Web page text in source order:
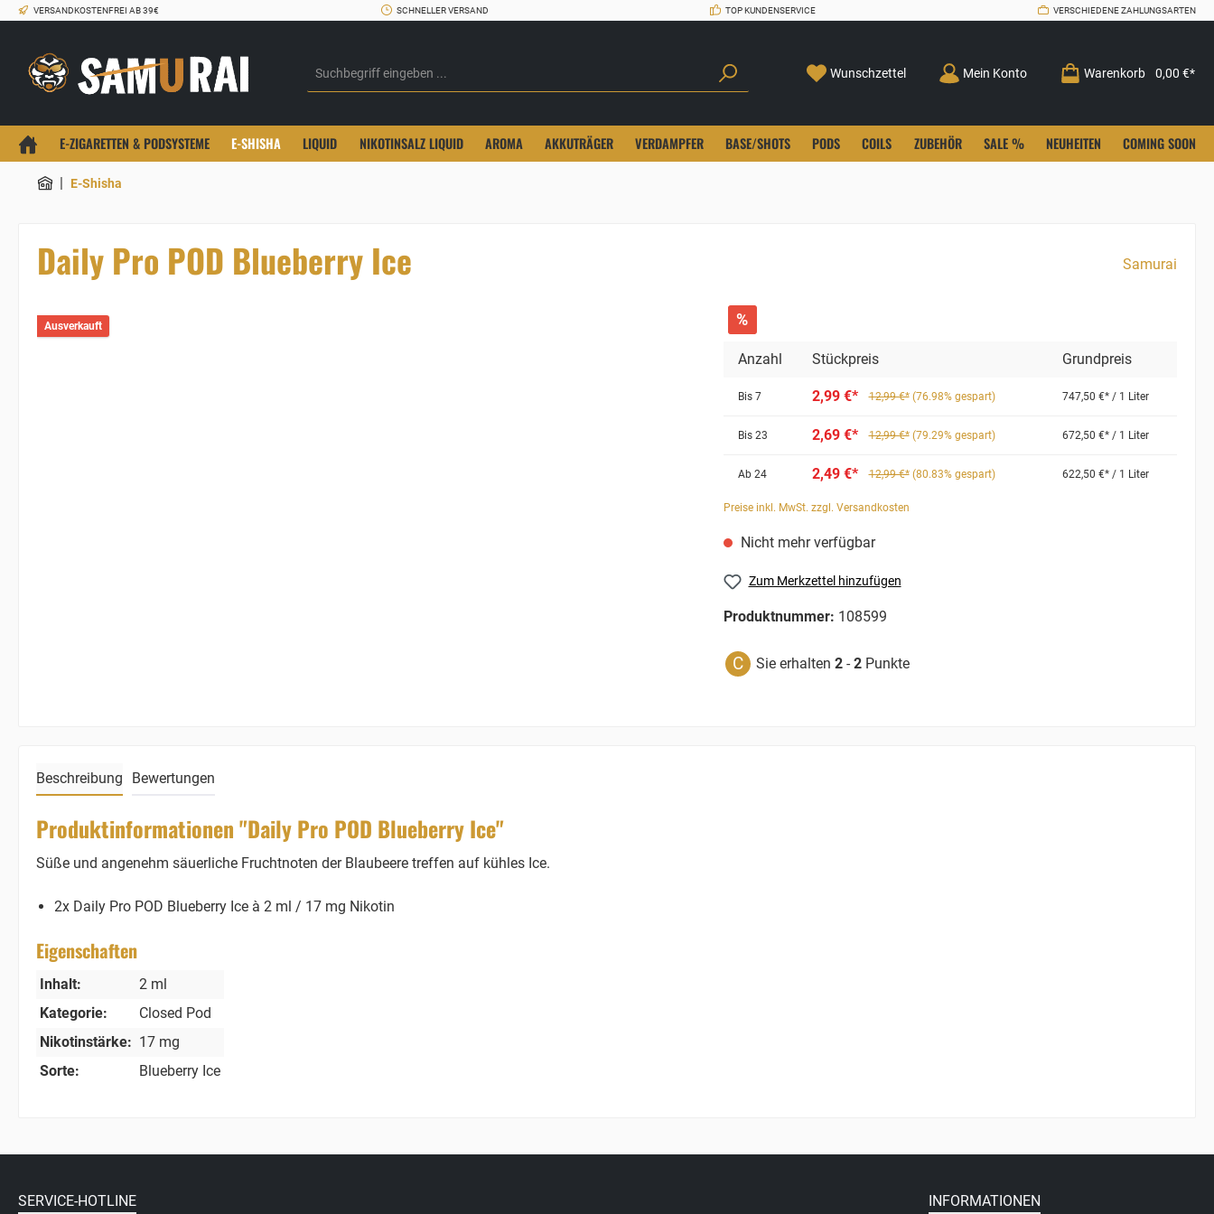
VERSANDKOSTENFREI AB 39€ SCHNELLER VERSAND TOP KUNDENSERVICE VERSCHIEDENE ZAHLUNGSARTEN
Wunschzettel Mein Konto Warenkorb 0,00 €*
E-ZIGARETTEN & PODSYSTEME E-SHISHA LIQUID NIKOTINSALZ LIQUID AROMA AKKUTRÄGER VERDAMPFER BASE/SHOTS PODS COILS ZUBEHÖR SALE % NEUHEITEN COMING SOON
| E-Shisha
Daily Pro POD Blueberry Ice Samurai
Ausverkauft %
Anzahl Stückpreis Grundpreis
Bis 7 2,99 €* 12,99 €* (76.98% gespart) 747,50 €* / 1 Liter
Bis 23 2,69 €* 12,99 €* (79.29% gespart) 672,50 €* / 1 Liter
Ab 24 2,49 €* 12,99 €* (80.83% gespart) 622,50 €* / 1 Liter
Preise inkl. MwSt. zzgl. Versandkosten
Nicht mehr verfügbar
Zum Merkzettel hinzufügen
Produktnummer: 108599
C Sie erhalten 2- 2Punkte
Beschreibung Bewertungen
Produktinformationen "Daily Pro POD Blueberry Ice"
Süße und angenehm säuerliche Fruchtnoten der Blaubeere treffen auf kühles Ice.
2x Daily Pro POD Blueberry Ice à 2 ml / 17 mg Nikotin
Eigenschaften
Inhalt:
2 ml
Kategorie:
Closed Pod
Nikotinstärke: 17 mg
Sorte:
Blueberry Ice
SERVICE-HOTLINE INFORMATIONEN